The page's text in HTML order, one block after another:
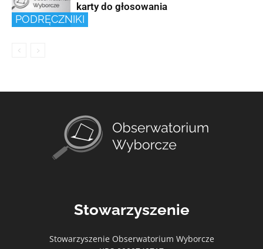
PODRĘCZNIKI
karty do głosowania
Stowarzyszenie
Stowarzyszenie Obserwatorium Wyborcze